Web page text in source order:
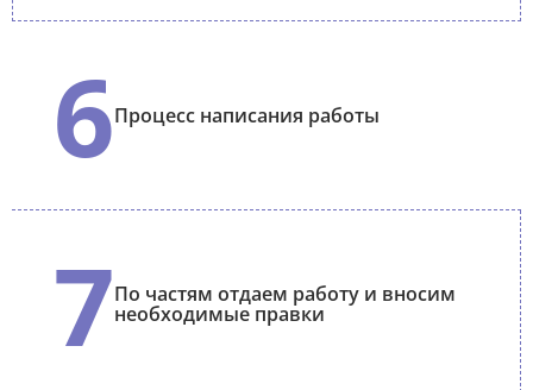
6Процесс написания работы
7По частям отдаем работу и вносим
необходимые правки